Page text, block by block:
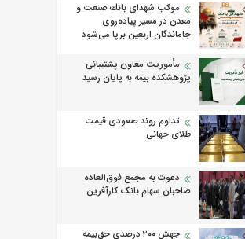
موكب شهدای بانك صنعت و
معدن در مسیر پیاده‌روی
جاماندگان اربعین برپا می‌شود
مأموریت معاون پشتیبانی
پژوهشكده بیمه به پایان رسید
تداوم روند صعودی قیمت
طلای جهانی
دعوت به مجمع فوق‌العاده
صاحبان سهام بانک کارآفرین
جهش ۲۰۰ درصدی حق‌بیمه